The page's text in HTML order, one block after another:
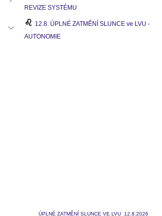
REVIZE SYSTÉMU
♌ 12.8. ÚPLNÉ ZATMĚNÍ SLUNCE ve LVU -
AUTONOMIE
ÚPLNÉ ZATMĚNÍ SLUNCE VE LVU  12.8.2026